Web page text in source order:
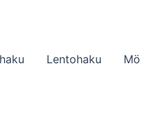
Lentohaku